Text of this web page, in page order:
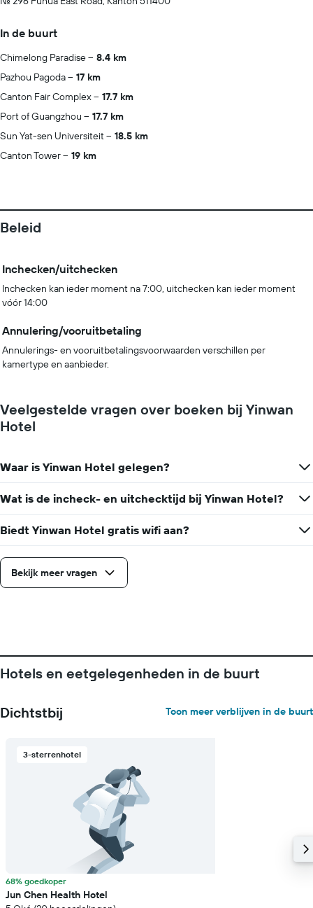
In de buurt
Chimelong Paradise
8.4 km
Pazhou Pagoda
17 km
Canton Fair Complex
17.7 km
Port of Guangzhou
17.7 km
Sun Yat-sen Universiteit
18.5 km
Canton Tower
19 km
Beleid
Inchecken/uitchecken
Inchecken kan ieder moment na 7:00, uitchecken kan ieder moment
vóór 14:00
Annulering/vooruitbetaling
Annulerings- en vooruitbetalingsvoorwaarden verschillen per
kamertype en aanbieder.
Veelgestelde vragen over boeken bij Yinwan
Hotel
Waar is Yinwan Hotel gelegen?
Wat is de incheck- en uitchecktijd bij Yinwan Hotel?
Biedt Yinwan Hotel gratis wifi aan?
Bekijk meer vragen
Hotels en eetgelegenheden in de buurt
Dichtstbij Toon meer verblijven in de buurt
3-sterrenhotel
68% goedkoper
Jun Chen Health Hotel